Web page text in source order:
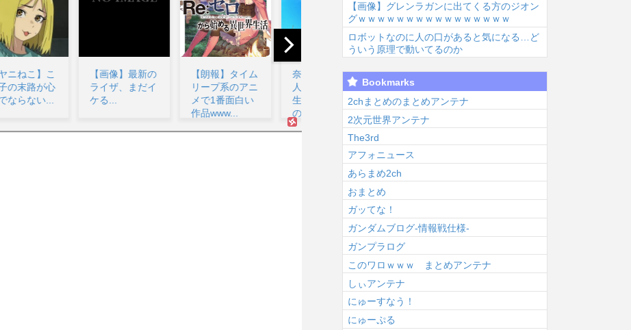
【画像】最新の
ライザ、まだイ
ケる...
【朗報】タイム
リープ系のアニ
奈須きのこ「個
人的にもぽち先
生の『姉なるも
の』には大変お
ぐらんぶる原作
最新話、ヤバす
【画像】『シン
の子、エッチす
ぎるフィギュア
を作...
【画像】佐倉綾
気がつくwww...
【画像】グレンラガンに出てくる方のジオン
グｗｗｗｗｗｗｗｗｗｗｗｗｗｗｗｗ
ロボットなのに人の口があると気になる…ど
ういう原理で動いてるのか
Bookmarks
2chまとめのまとめアンテナ
2次元世界アンテナ
The3rd
アフォニュース
あらまめ2ch
おまとめ
ガッてな！
ガンダムブログ-情報戦仕様-
ガンプラログ
このワロｗｗｗ まとめアンテナ
しぃアンテナ
にゅーすなう！
にゅーぷる